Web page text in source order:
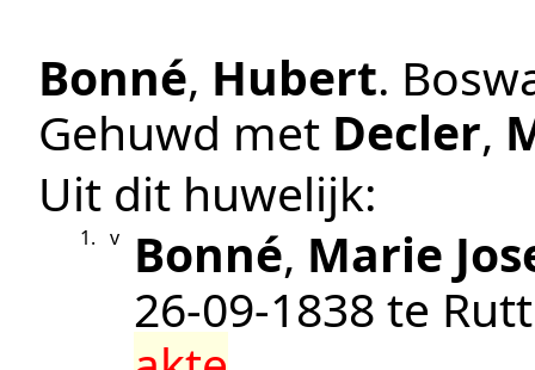
Bonné, Hubert.
Gehuwd met Decler,
Uit dit huwelijk:
1. v Bonné, Marie
26‑09‑1838 te